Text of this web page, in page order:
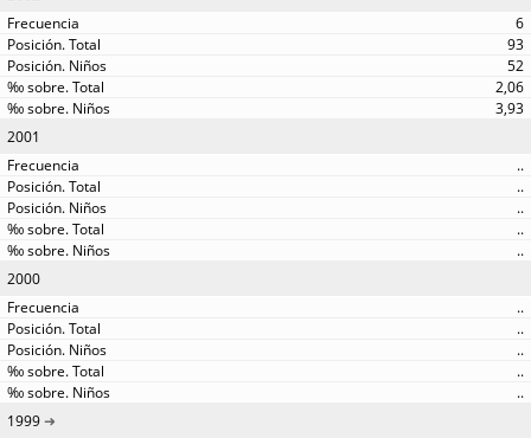
6
93
52
2,06
3,93
2001
..
..
..
..
..
2000
..
..
..
..
..
1999